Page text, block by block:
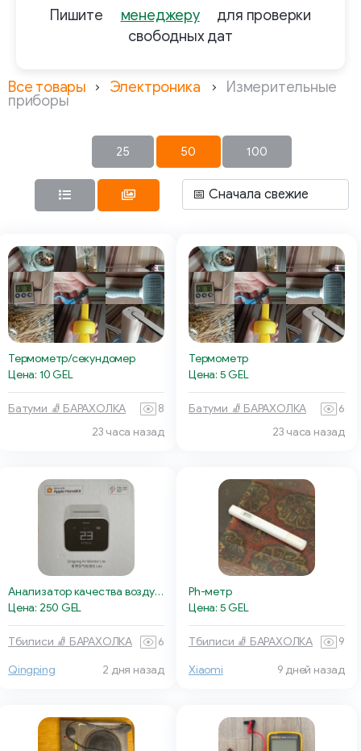
Пишите
менеджеру
для проверки
свободных дат
Все товары Электроника Измерительные
приборы
25 50 100
Термометр/секундомер
Цена: 10 GEL
Батуми 🧦 БАРАХОЛКА
8
23 часа назад
Термометр
Цена: 5 GEL
Батуми 🧦 БАРАХОЛКА
6
23 часа назад
Анализатор качества воздуха Qingping Air Monitor Lite
Цена: 250 GEL
Тбилиси 🧦 БАРАХОЛКА 6
Qingping 2 дня назад
Ph-метр
Цена: 5 GEL
Тбилиси 🧦 БАРАХОЛКА 9
Xiaomi 9 дней назад